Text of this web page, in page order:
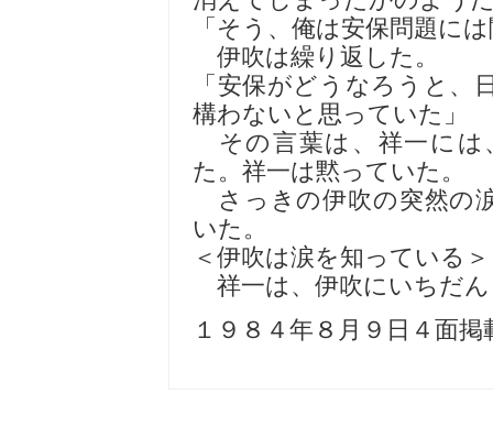
「そう、俺は安保問題に
伊吹は繰り返した。
「安保がどうなろうと
構わないと思っていた」
その言葉は、祥一には
た。祥一は黙っていた。
さっきの伊吹の突然の
いた。
＜伊吹は涙を知っている＞
祥一は、伊吹にいちだ
１９８４年８月９日４面掲